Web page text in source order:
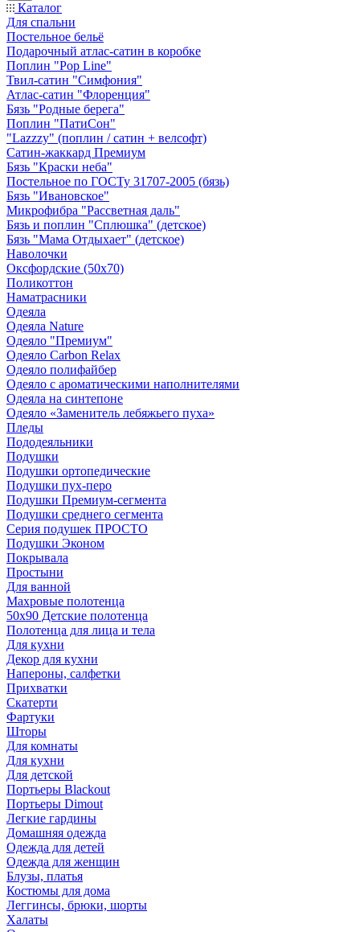
Каталог
Для спальни
Постельное бельё
Подарочный атлас-сатин в коробке
Поплин "Pop Line"
Твил-сатин "Симфония"
Атлас-сатин "Флоренция"
Бязь "Родные берега"
Поплин "ПатиСон"
"Lazzzy" (поплин / сатин + велсофт)
Сатин-жаккард Премиум
Бязь "Краски неба"
Постельное по ГОСТу 31707-2005 (бязь)
Бязь "Ивановское"
Микрофибра "Рассветная даль"
Бязь и поплин "Сплюшка" (детское)
Бязь "Мама Отдыхает" (детское)
Наволочки
Оксфордские (50х70)
Поликоттон
Наматрасники
Одеяла
Одеяла Nature
Одеяло "Премиум"
Одеяло Carbon Relax
Одеяло полифайбер
Одеяло с ароматическими наполнителями
Одеяла на синтепоне
Одеяло «Заменитель лебяжьего пуха»
Пледы
Пододеяльники
Подушки
Подушки ортопедические
Подушки пух-перо
Подушки Премиум-сегмента
Подушки среднего сегмента
Серия подушек ПРОСТО
Подушки Эконом
Покрывала
Простыни
Для ванной
Махровые полотенца
50х90 Детские полотенца
Полотенца для лица и тела
Для кухни
Декор для кухни
Напероны, салфетки
Прихватки
Скатерти
Фартуки
Шторы
Для комнаты
Для кухни
Для детской
Портьеры Blackout
Портьеры Dimout
Легкие гардины
Домашняя одежда
Одежда для детей
Одежда для женщин
Блузы, платья
Костюмы для дома
Леггинсы, брюки, шорты
Халаты